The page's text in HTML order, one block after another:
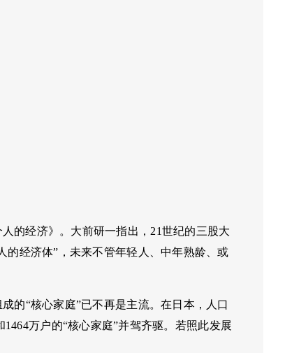
的经济》。大前研一指出，21世纪的三股大
的经济体”，未来不管年轻人、中年熟龄、或
的“核心家庭”已不再是主流。在日本，人口
万户的“核心家庭”并驾齐驱。若照此发展